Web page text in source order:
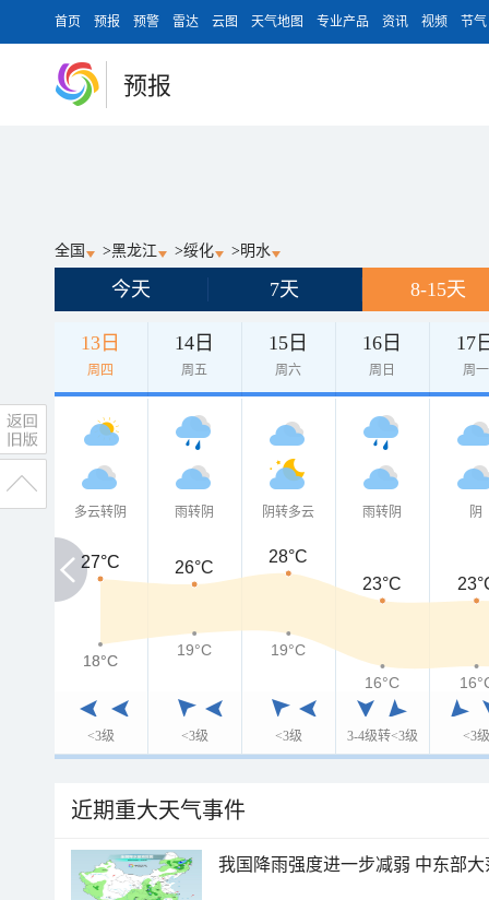
首页 预报 预警 雷达 云图 天气地图 专业产品 资讯 视频 节气
预报
全国 >黑龙江 >绥化 >明水
今天 7天 8-15天
13日
周四
14日
周五
15日
周六
16日
周日
17
周一
多云转阴
<3级
雨转阴
<3级
阴转多云
<3级
雨转阴
3-4级转<3级
阴
<3级
27°C
27°C 26°C
28°C
23°C
18°C
18°C
19°C
19°C
16°C
近期重大天气事件
我国降雨强度进一步减弱 中东部